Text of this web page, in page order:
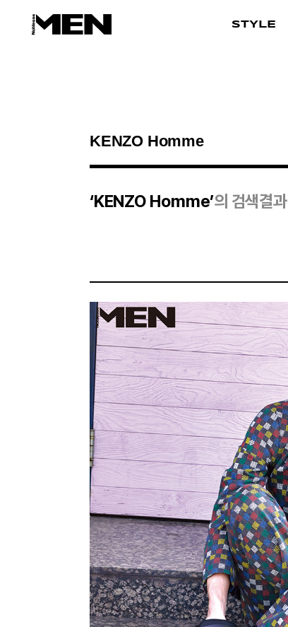
STYLE
검색결과
‘KENZO Homme’의 검색결과